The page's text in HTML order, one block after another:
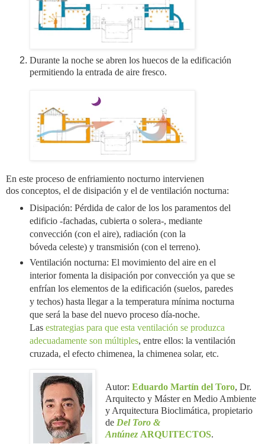
Durante la noche se abren los huecos de la edificación
permitiendo la entrada de aire fresco.
En este proceso de enfriamiento nocturno intervienen
dos conceptos, el de disipación y el de ventilación nocturna:
Disipación: Pérdida de calor de los los paramentos del
edificio -fachadas, cubierta o solera-, mediante
convección (con el aire), radiación (con la
bóveda celeste) y transmisión (con el terreno).
Ventilación nocturna: El movimiento del aire en el
interior fomenta la disipación por convección ya que se
enfrían los elementos de la edificación (suelos, paredes
y techos) hasta llegar a la temperatura mínima nocturna
que será la base del nuevo proceso día-noche.
Las estrategias para que esta ventilación se produzca
adecuadamente son múltiples, entre ellos: la ventilación
cruzada, el efecto chimenea, la chimenea solar, etc.
Autor: Eduardo Martín del Toro, Dr.
Arquitecto y Máster en Medio Ambiente
y Arquitectura Bioclimática, propietario
de Del Toro &
AntúnezARQUITECTOS.